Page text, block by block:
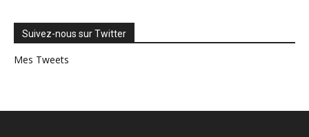
Suivez-nous sur Twitter
Mes Tweets